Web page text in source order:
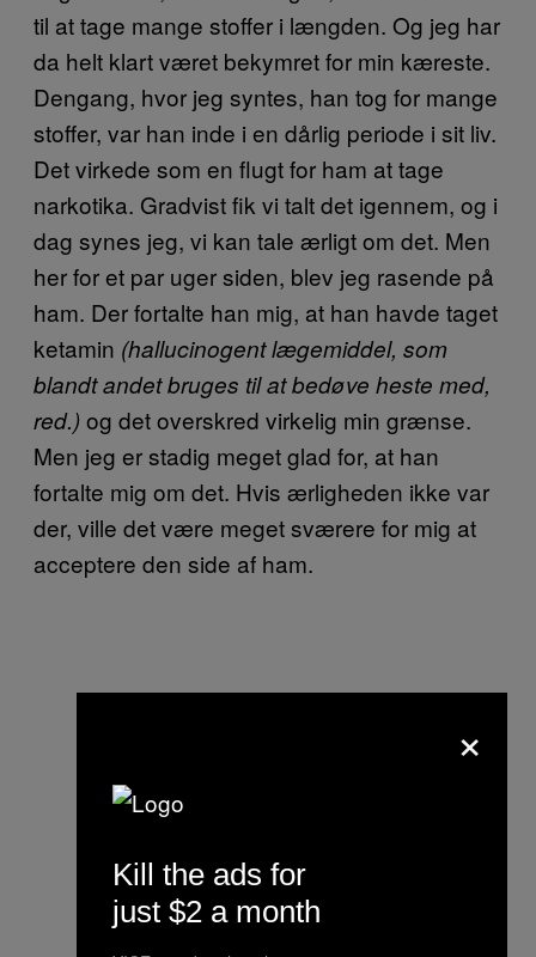
til at tage mange stoffer i længden. Og jeg har
da helt klart været bekymret for min kæreste.
Dengang, hvor jeg syntes, han tog for mange
stoffer, var han inde i en dårlig periode i sit liv.
Det virkede som en flugt for ham at tage
narkotika. Gradvist fik vi talt det igennem, og i
dag synes jeg, vi kan tale ærligt om det. Men
her for et par uger siden, blev jeg rasende på
ham. Der fortalte han mig, at han havde taget
ketamin (hallucinogent lægemiddel, som
blandt andet bruges til at bedøve heste med,
red.) og det overskred virkelig min grænse.
Men jeg er stadig meget glad for, at han
fortalte mig om det. Hvis ærligheden ikke var
der, ville det være meget sværere for mig at
acceptere den side af ham.
×
Kill the ads for
just $2 a month